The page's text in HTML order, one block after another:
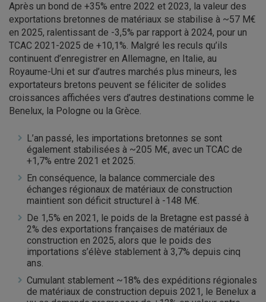
Après un bond de +35% entre 2022 et 2023, la valeur des
exportations bretonnes de matériaux se stabilise à ~57 M€
en 2025, ralentissant de -3,5% par rapport à 2024, pour un
TCAC 2021-2025 de +10,1%. Malgré les reculs qu’ils
continuent d’enregistrer en Allemagne, en Italie, au
Royaume-Uni et sur d’autres marchés plus mineurs, les
exportateurs bretons peuvent se féliciter de solides
croissances affichées vers d’autres destinations comme le
Benelux, la Pologne ou la Grèce.
L’an passé, les importations bretonnes se sont
également stabilisées à ~205 M€, avec un TCAC de
+1,7% entre 2021 et 2025.
En conséquence, la balance commerciale des
échanges régionaux de matériaux de construction
maintient son déficit structurel à -148 M€.
De 1,5% en 2021, le poids de la Bretagne est passé à
2% des exportations françaises de matériaux de
construction en 2025, alors que le poids des
importations s’élève stablement à 3,7% depuis cinq
ans.
Cumulant stablement ~18% des expéditions régionales
de matériaux de construction depuis 2021, le Benelux a